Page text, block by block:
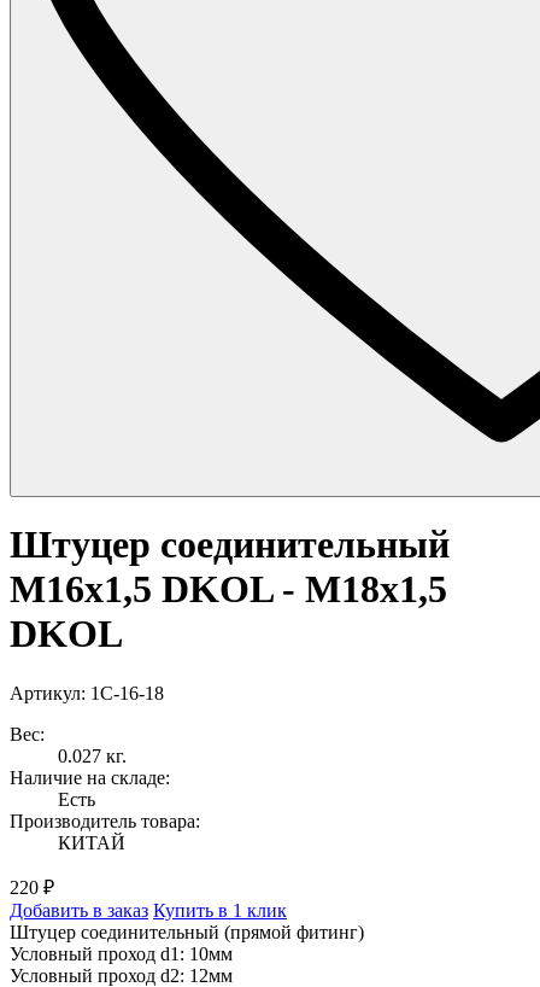
Штуцер соединительный
M16x1,5 DKOL - M18x1,5
DKOL
Артикул: 1C-16-18
Вес:
0.027 кг.
Наличие на складе:
Есть
Производитель товара:
КИТАЙ
220 ₽
Добавить в заказ Купить в 1 клик
Штуцер соединительный (прямой фитинг)
Условный проход d1: 10мм
Условный проход d2: 12мм